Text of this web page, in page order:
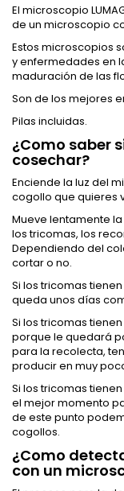
El microscopio
de un microscopio
Estos microscopios
y enfermedades en
maduración de las
Son de los mejores
Pilas incluidas.
¿Como saber
cosechar?
Enciende la luz del
cogollo que quieres
Mueve lentamente
los tricomas, los
Dependiendo del
cortar o no.
Si los tricomas
queda unos días
Si los tricomas
porque le quedará
para la recolecta,
producir en muy
Si los tricomas
el mejor momento
de este punto
cogollos.
¿Como
con un